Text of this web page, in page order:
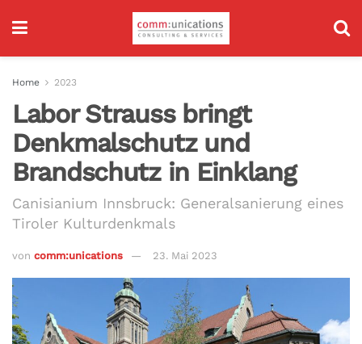
Home 2023
Labor Strauss bringt
Denkmalschutz und
Brandschutz in Einklang
Canisianium Innsbruck: Generalsanierung eines
Tiroler Kulturdenkmals
von comm:unications 23. Mai 2023